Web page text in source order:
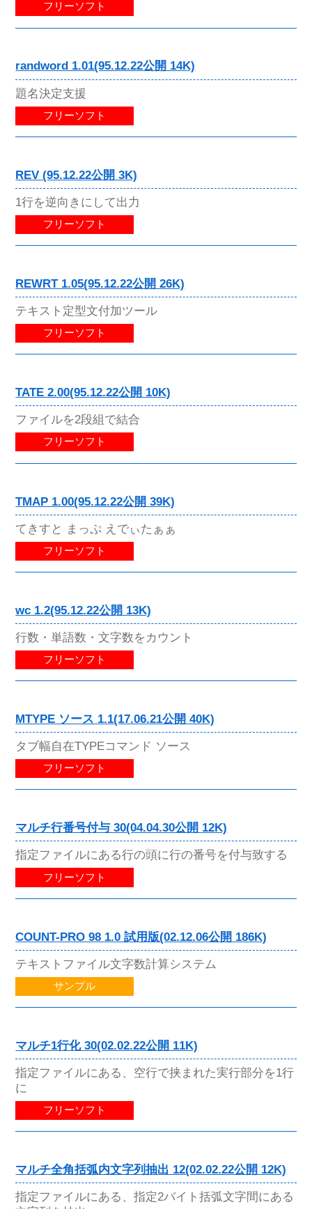
フリーソフト
randword 1.01(95.12.22公開 14K)
題名決定支援
フリーソフト
REV (95.12.22公開 3K)
1行を逆向きにして出力
フリーソフト
REWRT 1.05(95.12.22公開 26K)
テキスト定型文付加ツール
フリーソフト
TATE 2.00(95.12.22公開 10K)
ファイルを2段組で結合
フリーソフト
TMAP 1.00(95.12.22公開 39K)
てきすと まっぷ えでぃたぁぁ
フリーソフト
wc 1.2(95.12.22公開 13K)
行数・単語数・文字数をカウント
フリーソフト
MTYPE ソース 1.1(17.06.21公開 40K)
タブ幅自在TYPEコマンド ソース
フリーソフト
マルチ行番号付与 30(04.04.30公開 12K)
指定ファイルにある行の頭に行の番号を付与致する
フリーソフト
COUNT-PRO 98 1.0 試用版(02.12.06公開 186K)
テキストファイル文字数計算システム
サンプル
マルチ1行化 30(02.02.22公開 11K)
指定ファイルにある、空行で挟まれた実行部分を1行
に
フリーソフト
マルチ全角括弧内文字列抽出 12(02.02.22公開 12K)
指定ファイルにある、指定2バイト括弧文字間にある